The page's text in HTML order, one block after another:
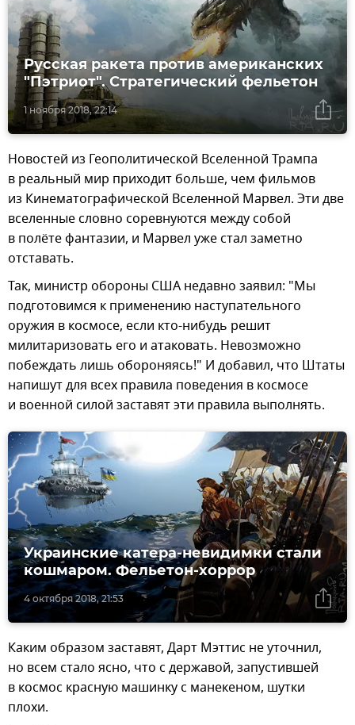
1 ноября 2018, 22:14
Русская ракета против американских
"Пэтриот". Стратегический фельетон
Новостей из Геополитической Вселенной Трампа
в реальный мир приходит больше, чем фильмов
из Кинематографической Вселенной Марвел. Эти две
вселенные словно соревнуются между собой
в полёте фантазии, и Марвел уже стал заметно
отставать.
Так, министр обороны США недавно заявил: "Мы
подготовимся к применению наступательного
оружия в космосе, если кто-нибудь решит
милитаризовать его и атаковать. Невозможно
побеждать лишь обороняясь!" И добавил, что Штаты
напишут для всех правила поведения в космосе
и военной силой заставят эти правила выполнять.
4 октября 2018, 21:53
Украинские катера-невидимки стали
кошмаром. Фельетон-хоррор
Каким образом заставят, Дарт Мэттис не уточнил,
но всем стало ясно, что с державой, запустившей
в космос красную машинку с манекеном, шутки
плохи.